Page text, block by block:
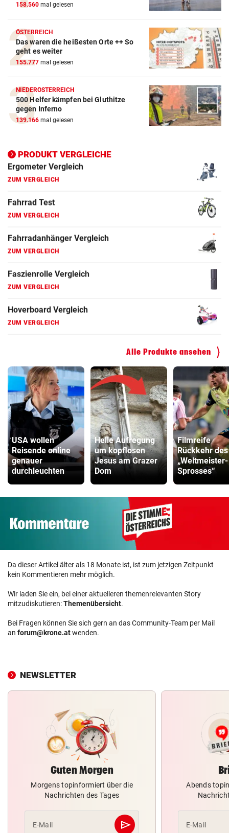
158.560 mal gelesen
ÖSTERREICH
Das waren die heißesten Orte ++ So
geht es weiter
155.777 mal gelesen
NIEDERÖSTERREICH
500 Helfer kämpfen bei Gluthitze
gegen Inferno
139.166 mal gelesen
PRODUKT VERGLEICHE
ZUM VERGLEICH
Crosstrainer Vergleich
ZUM VERGLEICH
E-Bike Vergleich
ZUM VERGLEICH
Elektro-Scooter Vergleich
ZUM VERGLEICH
ZUM VERGLEICH
Fahrrad Test
Fahrradanhänger Vergleich
Faszienrolle Vergleich
Hoverboard Vergleich
Kinderfahrrad Vergleich
Alle Produkte ansehen
USA wollen
Reisende online
genauer
durchleuchten
Helle Aufregung
um kopflosen
Jesus am Grazer
Dom
Filmreife
Rückkehr des
„Weltmeister-
Sprosses“
Da dieser Artikel älter als 18 Monate ist, ist zum jetzigen Zeitpunkt
kein Kommentieren mehr möglich.
Wir laden Sie ein, bei einer aktuelleren themenrelevanten Story
mitzudiskutieren:Themenübersicht.
Bei Fragen können Sie sich gern an das Community-Team per Mail
an forum@krone.atwenden.
NEWSLETTER
Guten Morgen
Morgens topinformiert über die
Nachrichten des Tages
E-Mail send
Abschicken
Abends
E-Mail